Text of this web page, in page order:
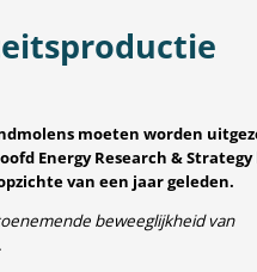
moeten worden
Energy Research & Strategy
van een jaar geleden.
beweeglijkheid van